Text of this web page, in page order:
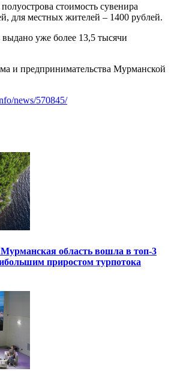
стоимость сувенира
для местных жителей – 1400 рублей.
уже более 13,5 тысячи
и предпринимательства Мурманской
news/570845/
область вошла в топ-3
приростом турпотока